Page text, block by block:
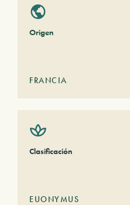
Origen
FRANCIA
Clasificación
EUONYMUS